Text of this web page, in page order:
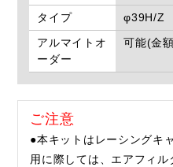
タイプ
φ39H/Z
アルマイトオ
ーダー
可能(金
ご注意
●本キットはレーシングキ
用に際しては、エアフィ